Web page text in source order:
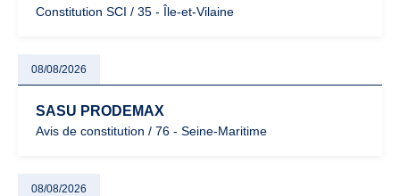
Constitution SCI / 35 - Île-et-Vilaine
08/08/2026
SASU PRODEMAX
Avis de constitution / 76 - Seine-Maritime
08/08/2026